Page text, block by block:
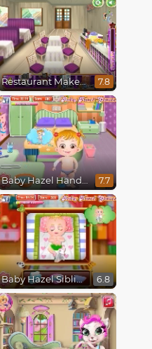
Restaurant Makeover 7.8
Baby Hazel Hand Fracture 7.7
Baby Hazel Sibling Surprise 6.8